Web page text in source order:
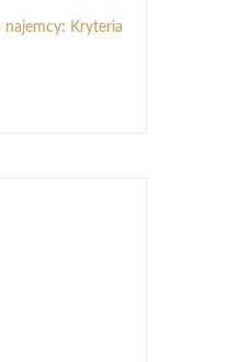
najemcy: Kryteria